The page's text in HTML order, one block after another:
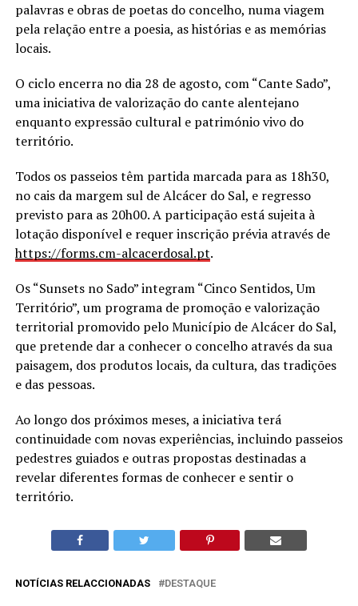
palavras e obras de poetas do concelho, numa viagem
pela relação entre a poesia, as histórias e as memórias
locais.
O ciclo encerra no dia 28 de agosto, com “Cante Sado”,
uma iniciativa de valorização do cante alentejano
enquanto expressão cultural e património vivo do
território.
Todos os passeios têm partida marcada para as 18h30,
no cais da margem sul de Alcácer do Sal, e regresso
previsto para as 20h00. A participação está sujeita à
lotação disponível e requer inscrição prévia através de
https://forms.cm-alcacerdosal.pt.
Os “Sunsets no Sado” integram “Cinco Sentidos, Um
Território”, um programa de promoção e valorização
territorial promovido pelo Município de Alcácer do Sal,
que pretende dar a conhecer o concelho através da sua
paisagem, dos produtos locais, da cultura, das tradições
e das pessoas.
Ao longo dos próximos meses, a iniciativa terá
continuidade com novas experiências, incluindo passeios
pedestres guiados e outras propostas destinadas a
revelar diferentes formas de conhecer e sentir o
território.
NOTÍCIAS RELACCIONADAS DESTAQUE